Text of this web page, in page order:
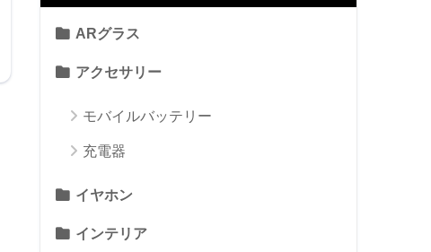
ARグラス
アクセサリー
モバイルバッテリー
充電器
イヤホン
インテリア